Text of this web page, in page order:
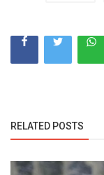
RELATED POSTS